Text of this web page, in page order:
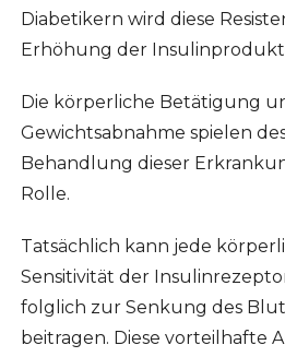
Diabetikern wird diese
Erhöhung der
Die körperliche Betätigung
Gewichtsabnahme spielen
Behandlung dieser
Rolle.
Tatsächlich kann jede
Sensitivität der
folglich zur Senkung des
beitragen. Diese vorteilhafte